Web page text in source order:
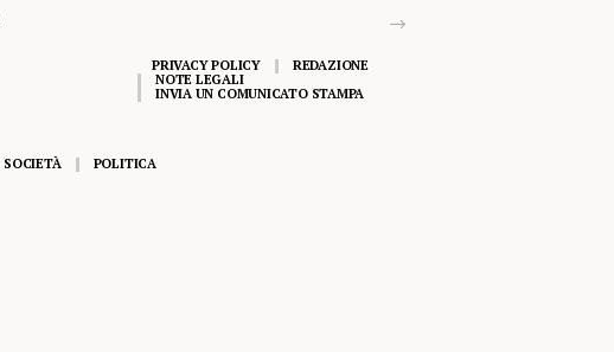
PRIVACY POLICY
REDAZIONE
NOTE LEGALI
INVIA UN COMUNICATO STAMPA
SOCIETÀ POLITICA